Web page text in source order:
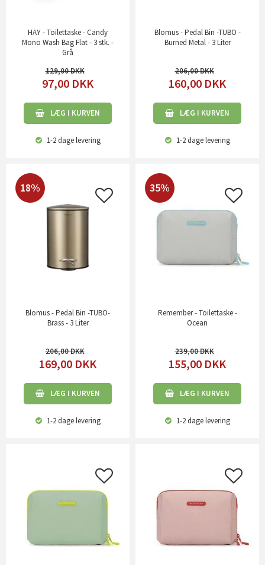
HAY - Toilettaske - Candy
Mono Wash Bag Flat - 3 stk. -
Grå
129,00
97,00 DKK
LÆG I KURVEN
1-2 dagelevering
Blomus - Pedal Bin -TUBO -
Burned Metal - 3 Liter
206,00
160,00 DKK
LÆG I KURVEN
1-2 dagelevering
18%
Blomus - Pedal Bin -TUBO-
Brass - 3 Liter
206,00
169,00 DKK
LÆG I KURVEN
1-2 dagelevering
35%
Remember - Toilettaske -
Ocean
239,00
155,00 DKK
LÆG I KURVEN
1-2 dagelevering